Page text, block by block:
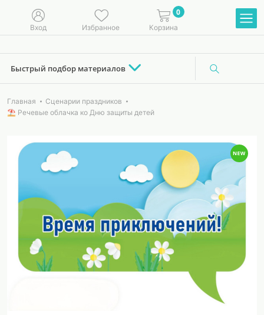
Вход Избранное
0
Корзина
Быстрый подбор материалов
Главная
Сценарии праздников
⛱️ Речевые облачка ко Дню защиты детей